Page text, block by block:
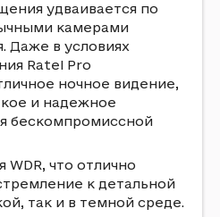
удваивается по
камерами
Даже в условиях
Ratel Pro
ночное видение,
и надежное
бескомпромиссной
что отлично
к детальной
так и в темной среде.